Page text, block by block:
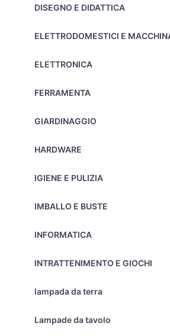
DISEGNO E DIDATTICA
ELETTRODOMESTICI E
ELETTRONICA
FERRAMENTA
GIARDINAGGIO
HARDWARE
IGIENE E PULIZIA
IMBALLO E BUSTE
INFORMATICA
INTRATTENIMENTO E GIOCHI
lampada da terra
Lampade da tavolo